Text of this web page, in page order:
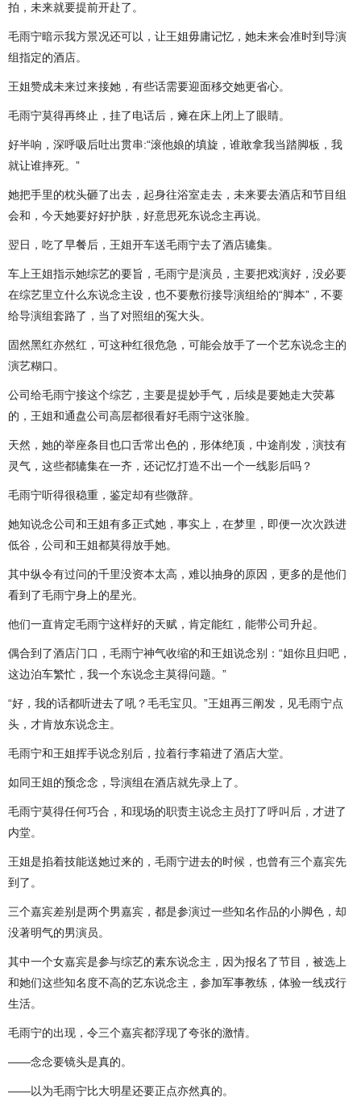
拍，未来就要提前开赴了。
毛雨宁暗示我方景况还可以，让王姐毋庸记忆，她未来会准时到导演
组指定的酒店。
王姐赞成未来过来接她，有些话需要迎面移交她更省心。
毛雨宁莫得再终止，挂了电话后，瘫在床上闭上了眼睛。
好半响，深呼吸后吐出贯串:“滚他娘的填旋，谁敢拿我当踏脚板，我
就让谁摔死。”
她把手里的枕头砸了出去，起身往浴室走去，未来要去酒店和节目组
会和，今天她要好好护肤，好意思死东说念主再说。
翌日，吃了早餐后，王姐开车送毛雨宁去了酒店辘集。
车上王姐指示她综艺的要旨，毛雨宁是演员，主要把戏演好，没必要
在综艺里立什么东说念主设，也不要敷衍接导演组给的“脚本”，不要
给导演组套路了，当了对照组的冤大头。
固然黑红亦然红，可这种红很危急，可能会放手了一个艺东说念主的
演艺糊口。
公司给毛雨宁接这个综艺，主要是提妙手气，后续是要她走大荧幕
的，王姐和通盘公司高层都很看好毛雨宁这张脸。
天然，她的举座条目也口舌常出色的，形体绝顶，中途削发，演技有
灵气，这些都辘集在一齐，还记忆打造不出一个一线影后吗？
毛雨宁听得很稳重，鉴定却有些微辞。
她知说念公司和王姐有多正式她，事实上，在梦里，即便一次次跌进
低谷，公司和王姐都莫得放手她。
其中纵令有过问的千里没资本太高，难以抽身的原因，更多的是他们
看到了毛雨宁身上的星光。
他们一直肯定毛雨宁这样好的天赋，肯定能红，能带公司升起。
偶合到了酒店门口，毛雨宁神气收缩的和王姐说念别：“姐你且归吧，
这边泊车繁忙，我一个东说念主莫得问题。”
“好，我的话都听进去了吼？毛毛宝贝。”王姐再三阐发，见毛雨宁点
头，才肯放东说念主。
毛雨宁和王姐挥手说念别后，拉着行李箱进了酒店大堂。
如同王姐的预念念，导演组在酒店就先录上了。
毛雨宁莫得任何巧合，和现场的职责主说念主员打了呼叫后，才进了
内堂。
王姐是掐着技能送她过来的，毛雨宁进去的时候，也曾有三个嘉宾先
到了。
三个嘉宾差别是两个男嘉宾，都是参演过一些知名作品的小脚色，却
没著明气的男演员。
其中一个女嘉宾是参与综艺的素东说念主，因为报名了节目，被选上
和她们这些知名度不高的艺东说念主，参加军事教练，体验一线戎行
生活。
毛雨宁的出现，令三个嘉宾都浮现了夸张的激情。
——念念要镜头是真的。
——以为毛雨宁比大明星还要正点亦然真的。